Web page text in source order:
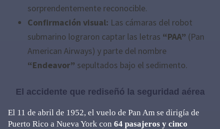
sorprendentemente reconocible.
Confirmación visual: Las cámaras del robot
submarino lograron captar las letras “PAA” (Pan
American Airways) y parte del nombre
“Endeavor” sepultados bajo el sedimento.
El accidente que rediseñó la seguridad aérea
El 11 de abril de 1952, el vuelo de Pan Am se dirigía de
Puerto Rico a Nueva York con 64 pasajeros y cinco